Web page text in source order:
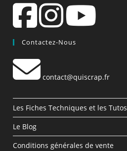
Contactez-Nous
contact@quiscrap.fr
Les Fiches Techniques et les Tutos
Le Blog
Conditions générales de vente